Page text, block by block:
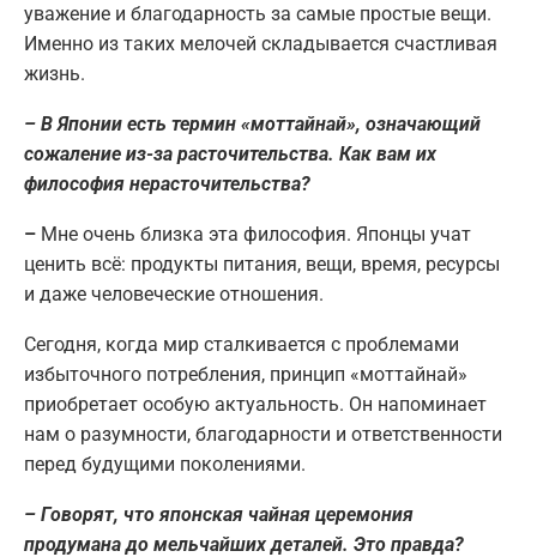
уважение и благодарность за самые простые вещи.
Именно из таких мелочей складывается счастливая
жизнь.
– В Японии есть термин «моттайнай», означающий
сожаление из-за расточительства. Как вам их
философия нерасточительства?
– Мне очень близка эта философия. Японцы учат
ценить всё: продукты питания, вещи, время, ресурсы
и даже человеческие отношения.
Сегодня, когда мир сталкивается с проблемами
избыточного потребления, принцип «моттайнай»
приобретает особую актуальность. Он напоминает
нам о разумности, благодарности и ответственности
перед будущими поколениями.
– Говорят, что японская чайная церемония
продумана до мельчайших деталей. Это правда?